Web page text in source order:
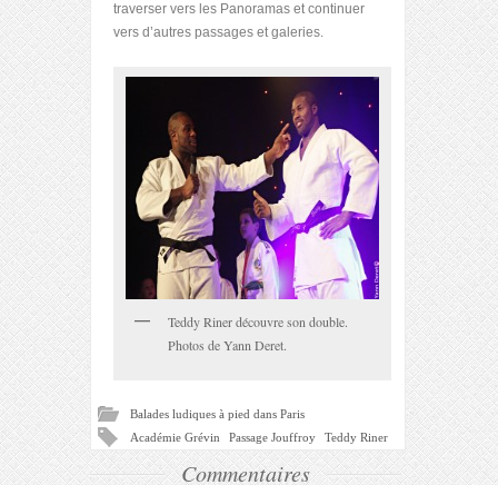
traverser vers les Panoramas et continuer
vers d’autres passages et galeries.
Teddy Riner découvre son double.
Photos de Yann Deret.
Balades ludiques à pied dans Paris
Académie Grévin
Passage Jouffroy Teddy Riner
Commentaires